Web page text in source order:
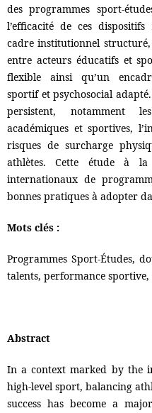
des programmes sport-
l’efficacité de ces
cadre institutionnel
entre acteurs éducatifs et
flexible ainsi qu’un
sportif et psychosocial
persistent, notamment
académiques et sportives,
risques de surcharge
athlètes. Cette étude à la
internationaux de
bonnes pratiques à adopter
Mots clés :
Programmes Sport-Études,
talents, performance sportive,
Abstract
In a context marked by the
high-level sport, balancing
success has become a